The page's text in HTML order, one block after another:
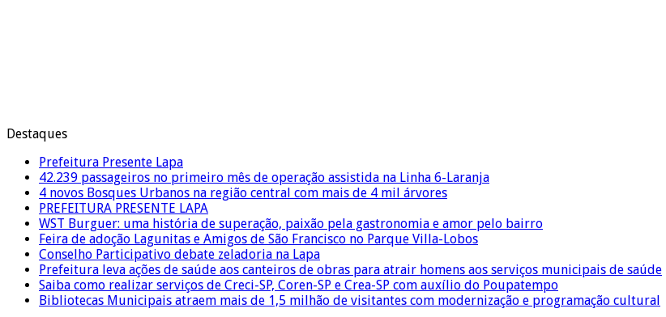
Destaques
Prefeitura Presente Lapa
42.239 passageiros no primeiro mês de operação assistida na Linha 6-Laranja
4 novos Bosques Urbanos na região central com mais de 4 mil árvores
PREFEITURA PRESENTE LAPA
WST Burguer: uma história de superação, paixão pela gastronomia e amor pelo bairro
Feira de adoção Lagunitas e Amigos de São Francisco no Parque Villa-Lobos
Conselho Participativo debate zeladoria na Lapa
Prefeitura leva ações de saúde aos canteiros de obras para atrair homens aos serviços municipais de saúde
Saiba como realizar serviços de Creci-SP, Coren-SP e Crea-SP com auxílio do Poupatempo
Bibliotecas Municipais atraem mais de 1,5 milhão de visitantes com modernização e programação cultural